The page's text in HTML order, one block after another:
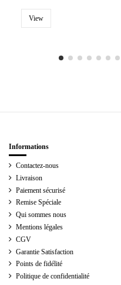
View
Informations
Contactez-nous
Livraison
Paiement sécurisé
Remise Spéciale
Qui sommes nous
Mentions légales
CGV
Garantie Satisfaction
Points de fidélité
Politique de confidentialité